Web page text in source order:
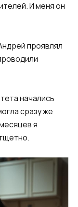
И меня он
проявлял
начались
сразу же
я